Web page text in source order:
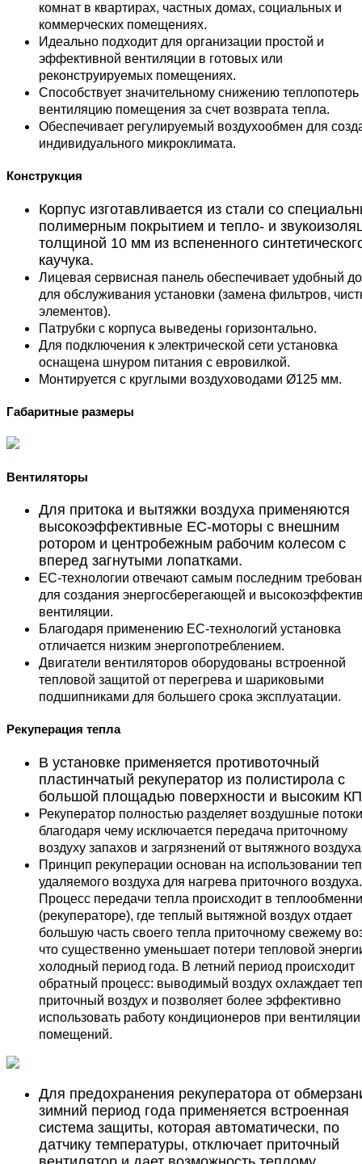
комнат в квартирах, частных домах, социальных и
коммерческих помещениях.
Идеально подходит для организации простой и
эффективной вентиляции в готовых или
реконструируемых помещениях.
Способствует значительному снижению теплопотерь
вентиляцию помещения за счет возврата тепла.
Обеспечивает регулируемый воздухообмен для
индивидуального микроклимата.
Конструкция
Корпус изготавливается из cтали со
полимерным покрытием и тепло- и
толщиной 10 мм из вспененного
каучука.
Лицевая сервисная панель обеспечивает удобный
для обслуживания установки (замена фильтров,
элементов).
Патрубки с корпуса выведены горизонтально.
Для подключения к электрической сети установка
оснащена шнуром питания с евровилкой.
Монтируется с круглыми воздуховодами Ø125 мм.
Габаритные размеры
Вентиляторы
Для притока и вытяжки воздуха применяются
высокоэффективные ЕС-моторы с внешним
ротором и центробежным рабочим колесом с
вперед загнутыми лопатками.
ЕС-технологии отвечают самым последним
для создания энергосберегающей и
вентиляции.
Благодаря применению ЕС-технологий установка
отличается низким энергопотреблением.
Двигатели вентиляторов оборудованы встроенной
тепловой защитой от перегрева и шариковыми
подшипниками для большего срока эксплуатации.
Рекуперация тепла
В установке применяется противоточный
пластинчатый рекуператор из полистирола с
большой площадью поверхности и высоким
Рекуператор полностью разделяет воздушные
благодаря чему исключается передача приточному
воздуху запахов и загрязнений от вытяжного
Принцип рекуперации основан на использовании
удаляемого воздуха для нагрева приточного воздуха.
Процесс передачи тепла происходит в
(рекуператоре), где теплый вытяжной воздух отдает
большую часть своего тепла приточному свежему
что существенно уменьшает потери тепловой
холодный период года. В летний период происходит
обратный процесс: выводимый воздух охлаждает
приточный воздух и позволяет более эффективно
использовать работу кондиционеров при вентиляции
помещений.
Для предохранения рекуператора от
зимний период года применяется встроенная
система защиты, которая автоматически, по
датчику температуры, отключает приточный